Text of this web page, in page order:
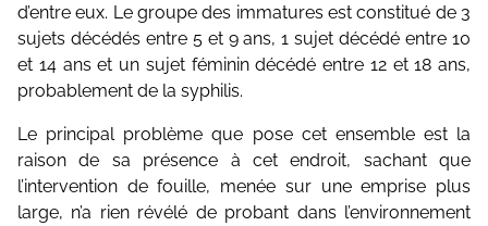
d’entre eux. Le groupe des immatures est constitué de 3
sujets décédés entre 5 et 9 ans, 1 sujet décédé entre 10
et 14 ans et un sujet féminin décédé entre 12 et 18 ans,
probablement de la syphilis.
Le principal problème que pose cet ensemble est la
raison de sa présence à cet endroit, sachant que
l’intervention de fouille, menée sur une emprise plus
large, n’a rien révélé de probant dans l’environnement